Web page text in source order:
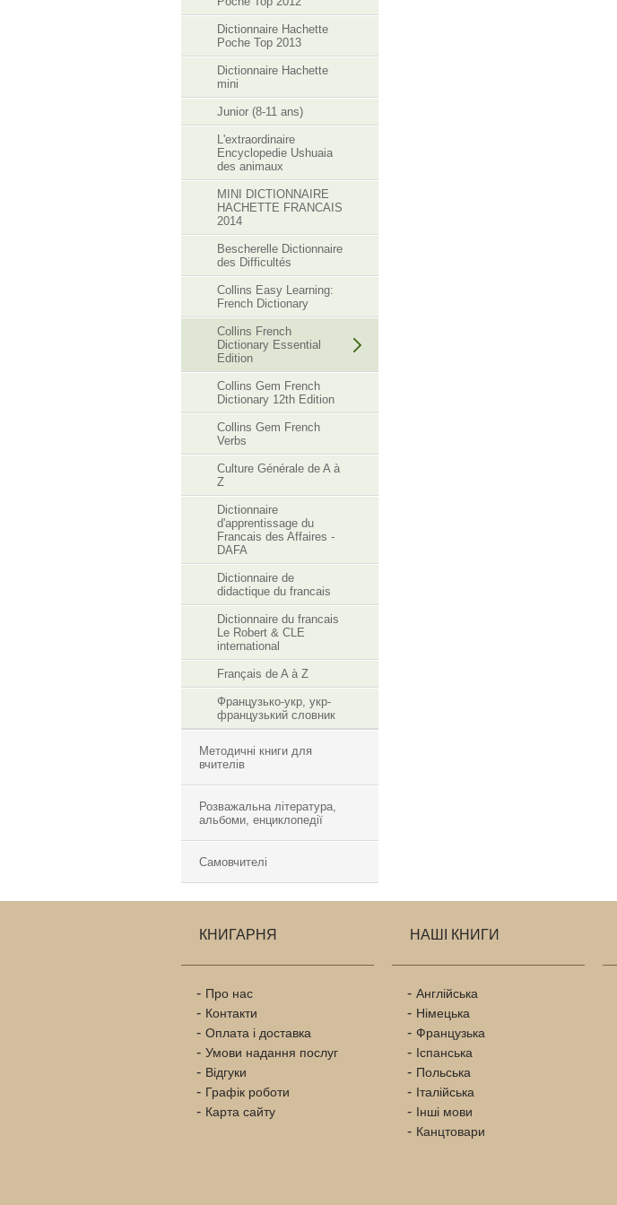
Dictionnaire Hachette
Poche Top 2013
Dictionnaire Hachette
mini
Junior (8-11 ans)
L'extraordinaire
Encyclopedie Ushuaia
des animaux
MINI DICTIONNAIRE
HACHETTE FRANCAIS
2014
Bescherelle Dictionnaire
des Difficultés
Collins Easy Learning:
French Dictionary
Collins French
Dictionary Essential
Edition
Collins Gem French
Dictionary 12th Edition
Collins Gem French
Verbs
Culture Générale de A à
Z
Dictionnaire
d'apprentissage du
Francais des Affaires -
DAFA
Dictionnaire de
didactique du francais
Dictionnaire du francais
Le Robert & CLE
international
Français de A à Z
Французько-укр, укр-
французький словник
Методичні книги для
вчителів
Розважальна література,
альбоми, енциклопедії
Самовчителі
КНИГАРНЯ
Про нас
Контакти
Оплата і доставка
Умови надання послуг
Відгуки
Графік роботи
Карта сайту
НАШІ КНИГИ
Англійська
Німецька
Французька
Іспанська
Польська
Італійська
Інші мови
Канцтовари